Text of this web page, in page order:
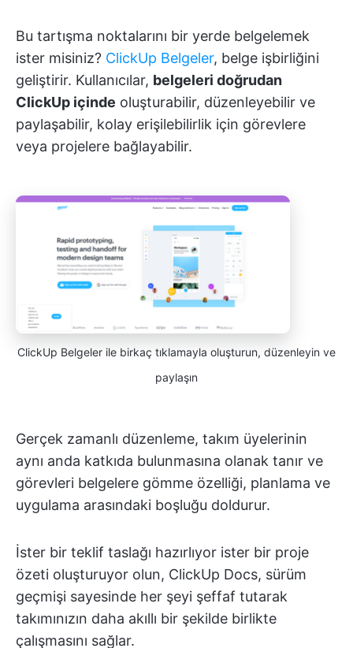
Bu tartışma noktalarını bir yerde belgelemek
ister misiniz? ClickUp Belgeler, belge işbirliğini
geliştirir. Kullanıcılar, belgeleri doğrudan
ClickUp içinde oluşturabilir, düzenleyebilir ve
paylaşabilir, kolay erişilebilirlik için görevlere
veya projelere bağlayabilir.
ClickUp Belgeler ile birkaç tıklamayla oluşturun, düzenleyin ve
paylaşın
Gerçek zamanlı düzenleme, takım üyelerinin
aynı anda katkıda bulunmasına olanak tanır ve
görevleri belgelere gömme özelliği, planlama ve
uygulama arasındaki boşluğu doldurur.
İster bir teklif taslağı hazırlıyor ister bir proje
özeti oluşturuyor olun, ClickUp Docs, sürüm
geçmişi sayesinde her şeyi şeffaf tutarak
takımınızın daha akıllı bir şekilde birlikte
çalışmasını sağlar.